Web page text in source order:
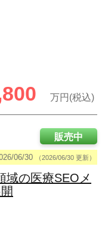
万円(税込)
06/30 （2026/06/30 更新）
販売中
域の医療SEOメ